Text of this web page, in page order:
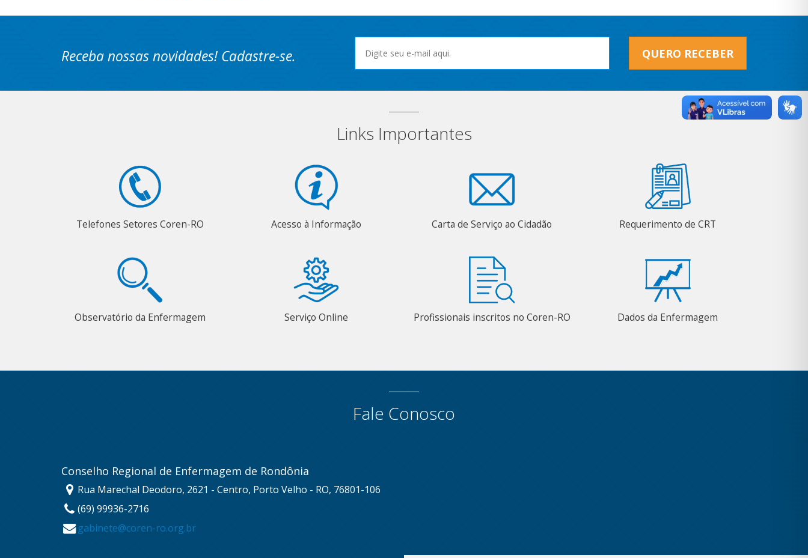
Receba nossas novidades! Cadastre-se. QUERO RECEBER
Links Importantes
Telefones Setores Coren-RO Acesso à Informação Carta de Serviço ao Cidadão Requerimento de CRT
Observatório da Enfermagem Serviço Online Profissionais inscritos no Coren-RO Dados da Enfermagem
Fale Conosco
Conselho Regional de Enfermagem de Rondônia
Rua Marechal Deodoro, 2621 - Centro, Porto Velho - RO, 76801-106
(69) 99936-2716
gabinete@coren-ro.org.br